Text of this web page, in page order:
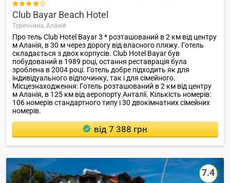

Club Bayar Beach Hotel
Туреччина, Аланія
Про тель Club Hotel Bayar 3 * розташований в 2 км від центру
м Аланія, в 30 м через дорогу від власного пляжу. Готель
складається з двох корпусів. Club Hotel Bayar був
побудований в 1989 році, остання реставрація була
зроблена в 2004 році. Готель добре підходить як для
індивідуального відпочинку, так і для сімейного.
Місцезнаходження: Готель розташований в 2 км від центру
м Аланія, в 125 км від аеропорту Анталії. Кількість номерів:
106 номерів стандартного типу і 30 двокімнатних сімейних
номерів.
від 7 388 грн
7.4